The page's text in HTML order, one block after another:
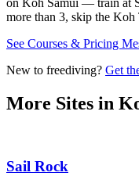
on Koh Samui — train at
more than 3, skip the Koh
See Courses & Pricing
New to freediving? Get
More Sites in
Sail Rock